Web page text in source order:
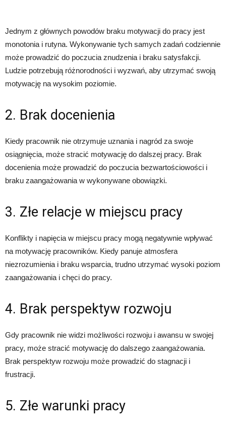
Jednym z głównych powodów braku motywacji do pracy jest
monotonia i rutyna. Wykonywanie tych samych zadań codziennie
może prowadzić do poczucia znudzenia i braku satysfakcji.
Ludzie potrzebują różnorodności i wyzwań, aby utrzymać swoją
motywację na wysokim poziomie.
2. Brak docenienia
Kiedy pracownik nie otrzymuje uznania i nagród za swoje
osiągnięcia, może stracić motywację do dalszej pracy. Brak
docenienia może prowadzić do poczucia bezwartościowości i
braku zaangażowania w wykonywane obowiązki.
3. Złe relacje w miejscu pracy
Konflikty i napięcia w miejscu pracy mogą negatywnie wpływać
na motywację pracowników. Kiedy panuje atmosfera
niezrozumienia i braku wsparcia, trudno utrzymać wysoki poziom
zaangażowania i chęci do pracy.
4. Brak perspektyw rozwoju
Gdy pracownik nie widzi możliwości rozwoju i awansu w swojej
pracy, może stracić motywację do dalszego zaangażowania.
Brak perspektyw rozwoju może prowadzić do stagnacji i
frustracji.
5. Złe warunki pracy